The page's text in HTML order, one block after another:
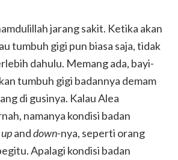
jarang sakit. Ketika akan
tumbuh gigi pun biasa saja, tidak
dahulu. Memang ada, bayi-
tumbuh gigi badannya demam
di gusinya. Kalau Alea
namanya kondisi badan
upanddown-nya, seperti orang
Apalagi kondisi badan